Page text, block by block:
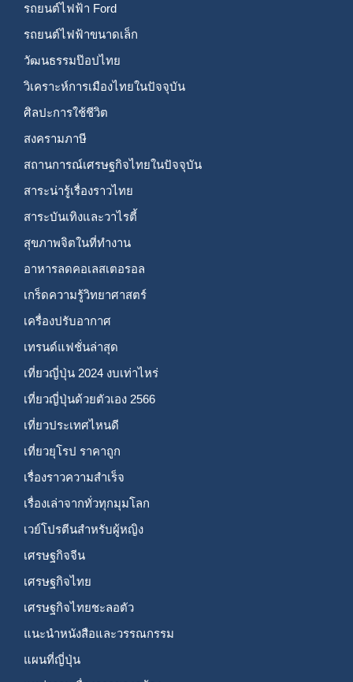
รถยนต์ไฟฟ้า Ford
รถยนต์ไฟฟ้าขนาดเล็ก
วัฒนธรรมป๊อปไทย
วิเคราะห์การเมืองไทยในปัจจุบัน
ศิลปะการใช้ชีวิต
สงครามภาษี
สถานการณ์เศรษฐกิจไทยในปัจจุบัน
สาระน่ารู้เรื่องราวไทย
สาระบันเทิงและวาไรตี้
สุขภาพจิตในที่ทำงาน
อาหารลดคอเลสเตอรอล
เกร็ดความรู้วิทยาศาสตร์
เครื่องปรับอากาศ
เทรนด์แฟชั่นล่าสุด
เที่ยวญี่ปุ่น 2024 งบเท่าไหร่
เที่ยวญี่ปุ่นด้วยตัวเอง 2566
เที่ยวประเทศไหนดี
เที่ยวยุโรป ราคาถูก
เรื่องราวความสำเร็จ
เรื่องเล่าจากทั่วทุกมุมโลก
เวย์โปรตีนสำหรับผู้หญิง
เศรษฐกิจจีน
เศรษฐกิจไทย
เศรษฐกิจไทยชะลอตัว
แนะนำหนังสือและวรรณกรรม
แผนที่ญี่ปุ่น